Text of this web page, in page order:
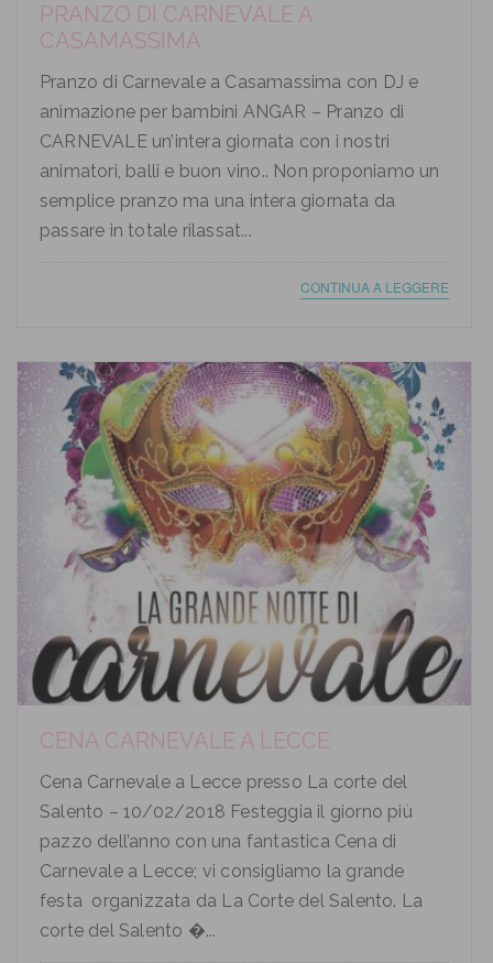
PRANZO DI CARNEVALE A
CASAMASSIMA
Pranzo di Carnevale a Casamassima con DJ e
animazione per bambini ANGAR – Pranzo di
CARNEVALE un’intera giornata con i nostri
animatori, balli e buon vino.. Non proponiamo un
semplice pranzo ma una intera giornata da
passare in totale rilassat...
CONTINUA A LEGGERE
CENA CARNEVALE A LECCE
Cena Carnevale a Lecce presso La corte del
Salento – 10/02/2018 Festeggia il giorno più
pazzo dell’anno con una fantastica Cena di
Carnevale a Lecce; vi consigliamo la grande
festa organizzata da La Corte del Salento. La
corte del Salento �...